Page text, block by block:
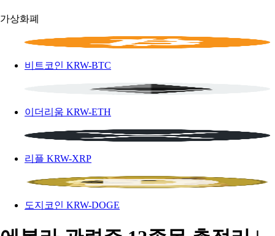
가상화폐
비트코인 KRW-BTC
이더리움 KRW-ETH
리플 KRW-XRP
도지코인 KRW-DOGE